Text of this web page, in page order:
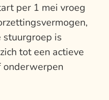
per 1 mei vroeg
stuurgroep is
tot een actieve
onderwerpen